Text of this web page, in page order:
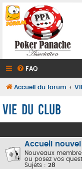
FAQ
Accueil du forum
VIE DU CLUB
Accueil
Nouveaux
ou posez vos
Sujets : 28